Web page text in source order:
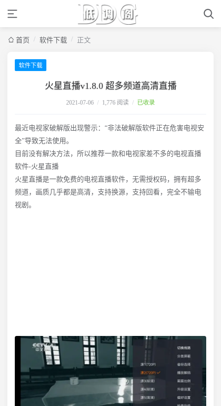
首页 / 软件下载 / 正文
软件下载
火星直播v1.8.0 超多频道高清直播
2021-07-06 / 1,776 阅读 / 已收录
最近电视家破解版出现警示：“非法破解版软件正在危害电视安
全”导致无法使用。
目前没有解决方法，所以推荐一款和电视家差不多的电视直播
软件-火星直播
火星直播是一款免费的电视直播软件，无需授权码，拥有超多
频道，画质几乎都是高清，支持换源，支持回看，完全不输电
视剧。